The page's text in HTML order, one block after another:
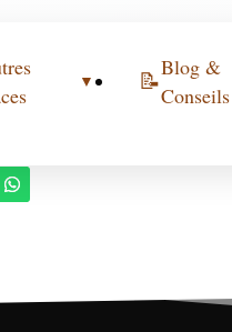
▼ 📝Blog &
Conseils